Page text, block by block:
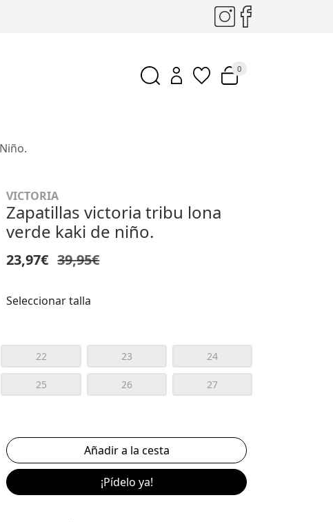
0
VICTORIA
Zapatillas victoria tribu lona
verde kaki de niño.
23,97€ 39,95€
Seleccionar talla
22 23 24
25 26 27
¡Pídelo ya!